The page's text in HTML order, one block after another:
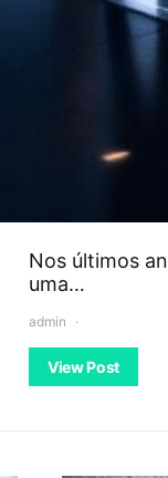
Nos últimos
uma…
admin
View Post